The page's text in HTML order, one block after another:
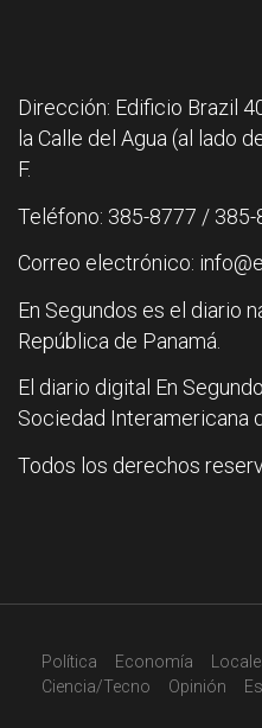
Dirección: Edificio Brazil
la Calle del Agua (al lado
F.
Teléfono: 385-8777 / 385-
Correo electrónico:
En Segundos es el diario
República de Panamá.
El diario digital En
Sociedad Interamericana
Todos los derechos
Política Economía
Ciencia/Tecno
Opinión